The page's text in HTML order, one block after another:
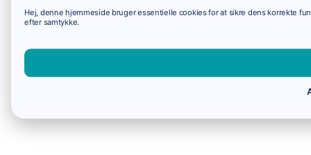
Hej, denne hjemmeside bruger essentielle cookies for at sikre dens korrekte
efter samtykke.